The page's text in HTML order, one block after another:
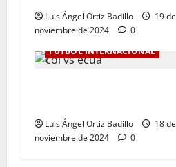
Luis Ángel Ortiz Badillo
19 de
noviembre de 2024
0
FÚTBOL INTERNACIONAL
Luis Ángel Ortiz Badillo
18 de
noviembre de 2024
0